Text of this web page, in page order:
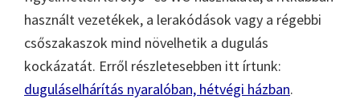
használt vezetékek, a lerakódások vagy a régebbi
csőszakaszok mind növelhetik a dugulás
kockázatát. Erről részletesebben itt írtunk:
duguláselhárítás nyaralóban, hétvégi házban.